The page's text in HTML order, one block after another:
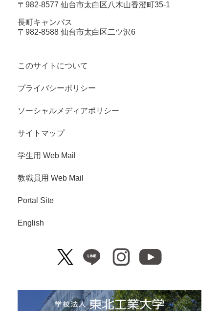
〒982-8577 仙台市太白区八木山香澄町35-1
長町キャンパス
〒982-8588 仙台市太白区二ツ沢6
このサイトについて
プライバシーポリシー
ソーシャルメディアポリシー
サイトマップ
学生用 Web Mail
教職員用 Web Mail
Portal Site
English